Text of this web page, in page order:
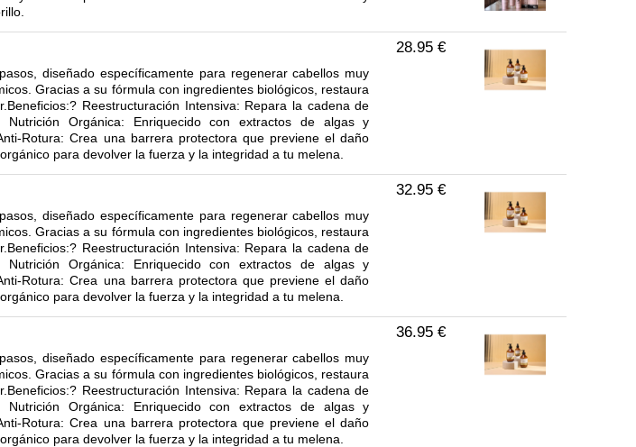
diseñado específicamente para regenerar cabellos muy
Gracias a su fórmula con ingredientes biológicos, restaura
Reestructuración Intensiva: Repara la cadena de
Orgánica: Enriquecido con extractos de algas y
Rotura: Crea una barrera protectora que previene el daño
para devolver la fuerza y la integridad a tu melena.
28.95 €
diseñado específicamente para regenerar cabellos muy
Gracias a su fórmula con ingredientes biológicos, restaura
Reestructuración Intensiva: Repara la cadena de
Orgánica: Enriquecido con extractos de algas y
Rotura: Crea una barrera protectora que previene el daño
para devolver la fuerza y la integridad a tu melena.
32.95 €
diseñado específicamente para regenerar cabellos muy
Gracias a su fórmula con ingredientes biológicos, restaura
Reestructuración Intensiva: Repara la cadena de
Orgánica: Enriquecido con extractos de algas y
Rotura: Crea una barrera protectora que previene el daño
para devolver la fuerza y la integridad a tu melena.
36.95 €